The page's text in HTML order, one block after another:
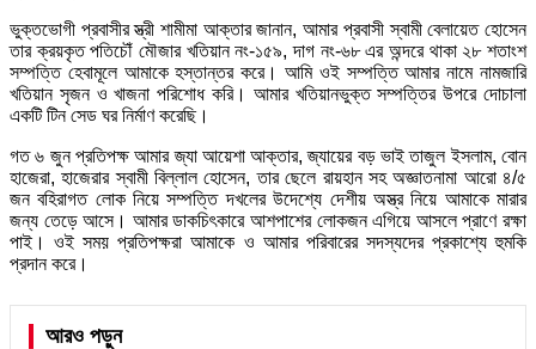
ভুক্তভোগী প্রবাসীর স্ত্রী শামীমা আক্তার জানান, আমার প্রবাসী স্বামী বেলায়েত হোসেন
তার ক্রয়কৃত পতিচৌঁ মৌজার খতিয়ান নং-১৫৯, দাগ নং-৬৮ এর অন্দরে থাকা ২৮ শতাংশ
সম্পত্তি হেবামূলে আমাকে হস্তান্তর করে। আমি ওই সম্পত্তি আমার নামে নামজারি
খতিয়ান সৃজন ও খাজনা পরিশোধ করি। আমার খতিয়ানভুক্ত সম্পত্তির উপরে দোচালা
একটি টিন সেড ঘর নির্মাণ করেছি।
গত ৬ জুন প্রতিপক্ষ আমার জ্যা আয়েশা আক্তার, জ্যায়ের বড় ভাই তাজুল ইসলাম, বোন
হাজেরা, হাজেরার স্বামী বিল্লাল হোসেন, তার ছেলে রায়হান সহ অজ্ঞাতনামা আরো ৪/৫
জন বহিরাগত লোক নিয়ে সম্পত্তি দখলের উদেশ্যে দেশীয় অস্ত্র নিয়ে আমাকে মারার
জন্য তেড়ে আসে। আমার ডাকচিৎকারে আশপাশের লোকজন এগিয়ে আসলে প্রাণে রক্ষা
পাই। ওই সময় প্রতিপক্ষরা আমাকে ও আমার পরিবারের সদস্যদের প্রকাশ্যে হুমকি
প্রদান করে।
আরও পড়ুন